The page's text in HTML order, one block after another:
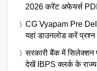
2026 करेंट अफेयर्स
CG Vyapam Pre
यहां डाउनलोड करें प्रश्न
सरकारी बैंक में सिलेक्शन
देखें IBPS क्लर्क के